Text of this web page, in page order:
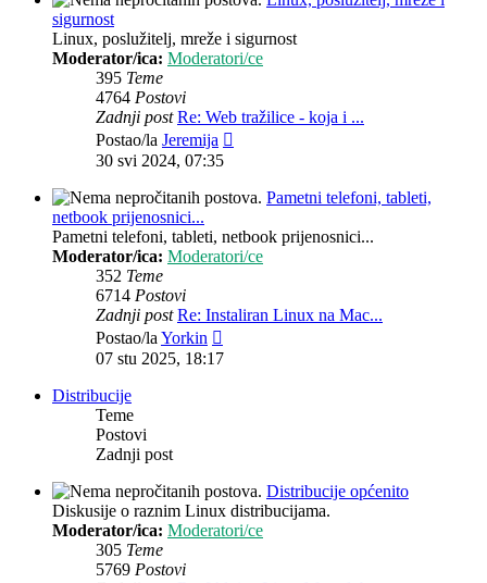
sigurnost
Linux, poslužitelj, mreže i sigurnost
Moderator/ica: Moderatori/ce
395 Teme
4764 Postovi
Zadnji post Re: Web tražilice - koja i ...
Postao/la Jeremija
30 svi 2024, 07:35
Pametni telefoni, tableti,
netbook prijenosnici...
Pametni telefoni, tableti, netbook prijenosnici...
Moderator/ica: Moderatori/ce
352 Teme
6714 Postovi
Zadnji post Re: Instaliran Linux na Mac...
Postao/laYorkin
post
07 stu 2025, 18:17
Distribucije
Teme
Postovi
Zadnji post
Distribucije općenito
Diskusije o raznim Linux distribucijama.
Moderator/ica: Moderatori/ce
305 Teme
5769 Postovi